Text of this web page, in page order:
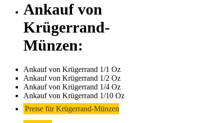
Ankauf von
Krügerrand-
Münzen:
Ankauf von Krügerrand 1/1 Oz
Ankauf von Krügerrand 1/2 Oz
Ankauf von Krügerrand 1/4 Oz
Ankauf von Krügerrand 1/10 Oz
Preise für Krügerrand-Münzen